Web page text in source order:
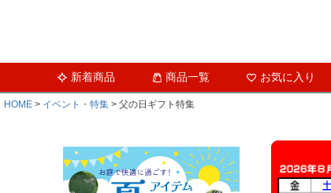
新着商品 商品一覧 お気に入り
HOME イベント・特集 父の日ギフト特集